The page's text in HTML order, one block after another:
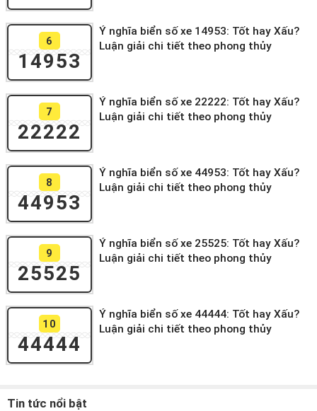
6
14953
Ý nghĩa biển số xe 14953: Tốt hay Xấu?
Luận giải chi tiết theo phong thủy
7
22222
Ý nghĩa biển số xe 22222: Tốt hay Xấu?
Luận giải chi tiết theo phong thủy
8
44953
Ý nghĩa biển số xe 44953: Tốt hay Xấu?
Luận giải chi tiết theo phong thủy
9
25525
Ý nghĩa biển số xe 25525: Tốt hay Xấu?
Luận giải chi tiết theo phong thủy
10
44444
Ý nghĩa biển số xe 44444: Tốt hay Xấu?
Luận giải chi tiết theo phong thủy
Tin tức nổi bật